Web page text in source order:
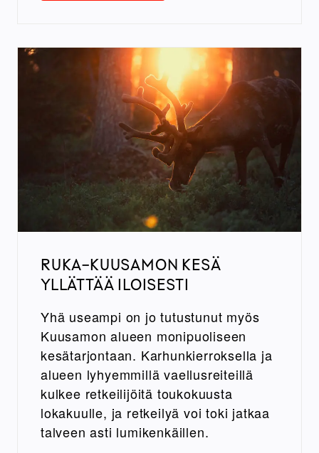
RUKA-KUUSAMON KESÄ
YLLÄTTÄÄ ILOISESTI
Yhä useampi on jo tutustunut myös
Kuusamon alueen monipuoliseen
kesätarjontaan. Karhunkierroksella ja
alueen lyhyemmillä vaellusreiteillä
kulkee retkeilijöitä toukokuusta
lokakuulle, ja retkeilyä voi toki jatkaa
talveen asti lumikenkäillen.